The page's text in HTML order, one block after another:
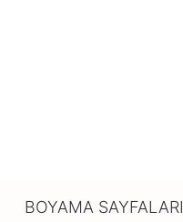
BOYAMA SAYFALARI